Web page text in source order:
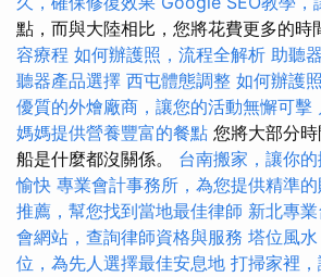
點，而與大陸相比，您將花費更多的時
容療程 如何辦護照，流程全解析 助聽
聽器產品選擇 西屯體態調整 如何辦護
優質的外燴廠商，讓您的活動無懈可擊
媽媽提供營養豐富的餐點 您將大部分
船是什麼都沒關係。 台南搬家，讓你
愉快 專業會計事務所，為您提供精準
推薦，幫您找到當地最佳律師 新北專
會網站，查詢律師資格與服務 塔位風
位，為先人選擇最佳安息地 打掃家裡